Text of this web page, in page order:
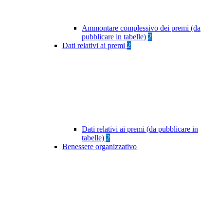
Ammontare complessivo dei premi (da
pubblicare in tabelle) 2
Dati relativi ai premi 2
Dati relativi ai premi (da pubblicare in
tabelle) 2
Benessere organizzativo